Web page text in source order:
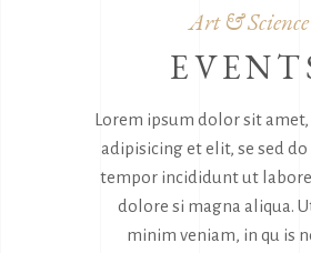
Art & Science
Lorem ipsum dolor sit
adipisicing et elit, se sed do
tempor incididunt ut labore
dolore si magna aliqua.
minim veniam, in qu is